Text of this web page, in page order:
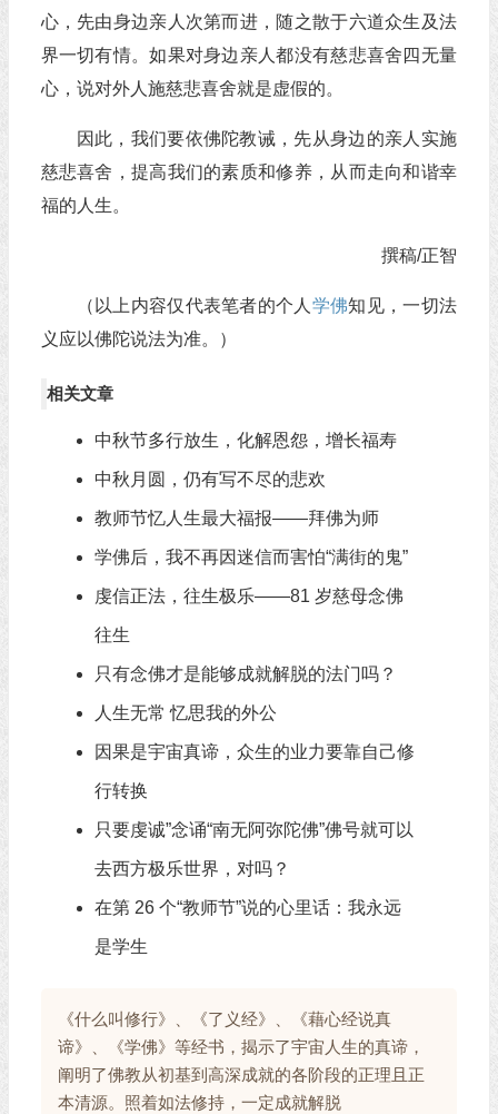
心，先由身边亲人次第而进，随之散于六道众生及法
界一切有情。如果对身边亲人都没有慈悲喜舍四无量
心，说对外人施慈悲喜舍就是虚假的。
因此，我们要依佛陀教诫，先从身边的亲人实施
慈悲喜舍，提高我们的素质和修养，从而走向和谐幸
福的人生。
撰稿/正智
（以上内容仅代表笔者的个人 学佛知见，一切法
义应以佛陀说法为准。）
相关文章
中秋节多行放生，化解恩怨，增长福寿
中秋月圆，仍有写不尽的悲欢
教师节忆人生最大福报——拜佛为师
学佛后，我不再因迷信而害怕“满街的鬼”
虔信正法，往生极乐——81 岁慈母念佛
往生
只有念佛才是能够成就解脱的法门吗？
人生无常 忆思我的外公
因果是宇宙真谛，众生的业力要靠自己修
行转换
只要虔诚”念诵“南无阿弥陀佛”佛号就可以
去西方极乐世界，对吗？
在第 26 个“教师节”说的心里话：我永远
是学生
《什么叫修行》、《了义经》、《藉心经说真
谛》、《学佛》等经书，揭示了宇宙人生的真谛，
阐明了佛教从初基到高深成就的各阶段的正理且正
本清源。照着如法修持，一定成就解脱